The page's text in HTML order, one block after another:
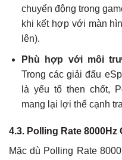
chuyển động trong
khi kết hợp với màn
lên).
Phù hợp với môi
Trong các giải đấu
là yếu tố then chốt,
mang lại lợi thế cạnh
4.3. Polling Rate
Mặc dù Polling Rate